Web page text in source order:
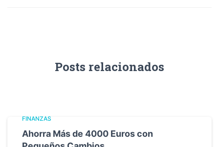
Posts relacionados
FINANZAS
Ahorra Más de 4000 Euros con